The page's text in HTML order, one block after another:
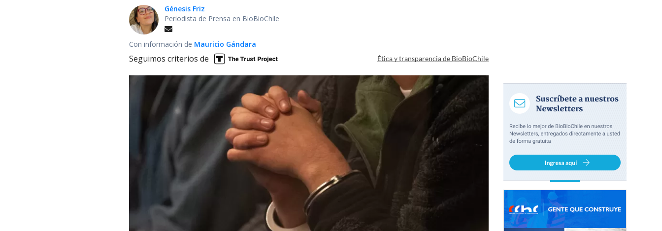
Génesis Friz
Periodista de Prensa en BioBioChile
Con información de Mauricio Gándara
Seguimos criterios de Ética y transparencia de BioBioChile